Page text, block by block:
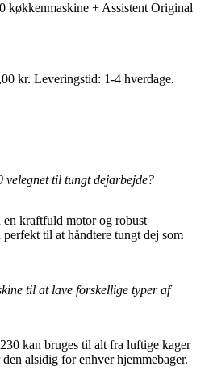
køkkenmaskine + Assistent Original
kr. Leveringstid: 1-4 hverdage.
til tungt dejarbejde?
en kraftfuld motor og robust
til at håndtere tungt dej som
til at lave forskellige typer af
kan bruges til alt fra luftige kager
alsidig for enhver hjemmebager.